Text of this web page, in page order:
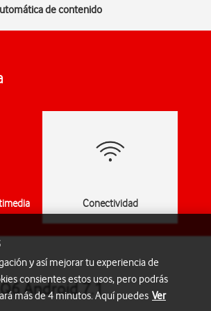
de contenido
Conectividad
Android 7.1
y así mejorar tu experiencia de
consientes estos usos, pero podrás
más de 4 minutos. Aquí puedes Ver